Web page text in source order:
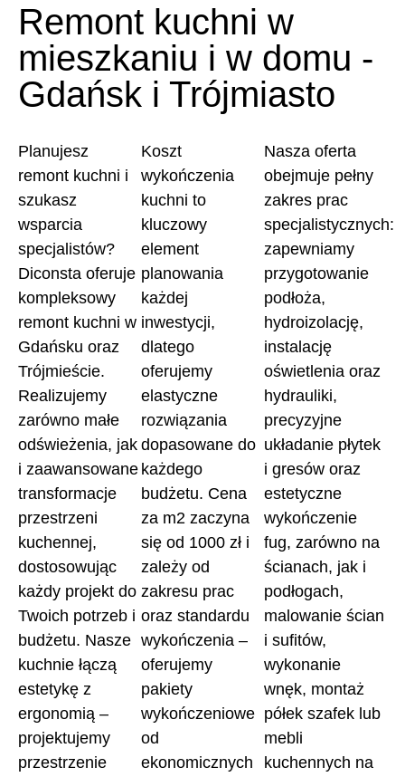
Remont kuchni w
mieszkaniu i w domu -
Gdańsk i Trójmiasto
Planujesz
remont kuchni i
szukasz
wsparcia
specjalistów?
Diconsta oferuje
kompleksowy
remont kuchni w
Gdańsku oraz
Trójmieście.
Realizujemy
zarówno małe
odświeżenia, jak
i zaawansowane
transformacje
przestrzeni
kuchennej,
dostosowując
każdy projekt do
Twoich potrzeb i
budżetu. Nasze
kuchnie łączą
estetykę z
ergonomią –
projektujemy
przestrzenie
Koszt
wykończenia
kuchni to
kluczowy
element
planowania
każdej
inwestycji,
dlatego
oferujemy
elastyczne
rozwiązania
dopasowane do
każdego
budżetu. Cena
za m2 zaczyna
się od 1000 zł i
zależy od
zakresu prac
oraz standardu
wykończenia –
oferujemy
pakiety
wykończeniowe
od
ekonomicznych
Nasza oferta
obejmuje pełny
zakres prac
specjalistycznych:
zapewniamy
przygotowanie
podłoża,
hydroizolację,
instalację
oświetlenia oraz
hydrauliki,
precyzyjne
układanie płytek
i gresów oraz
estetyczne
wykończenie
fug, zarówno na
ścianach, jak i
podłogach,
malowanie ścian
i sufitów,
wykonanie
wnęk, montaż
półek szafek lub
mebli
kuchennych na